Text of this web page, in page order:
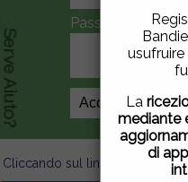
cookie
vuoi
finestra,
pagina,
link o
La
mediante
di
Password
Crea
Serve Aiuto?
Cliccando sul link sotto puoi